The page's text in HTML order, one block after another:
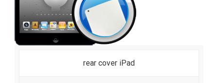
rear cover iPad